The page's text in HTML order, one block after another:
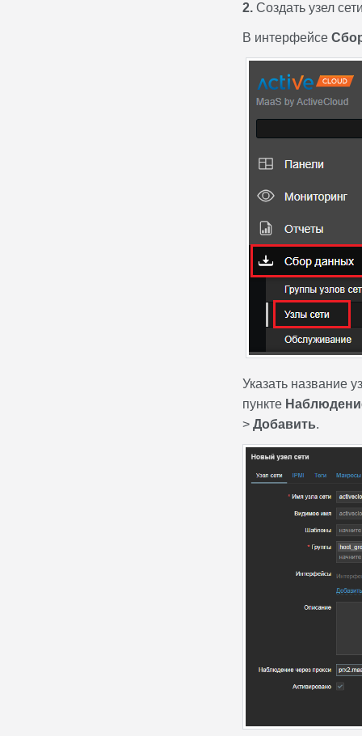
2.Создать узел
В интерфейсе
Указать название
пункте
> Добавить.